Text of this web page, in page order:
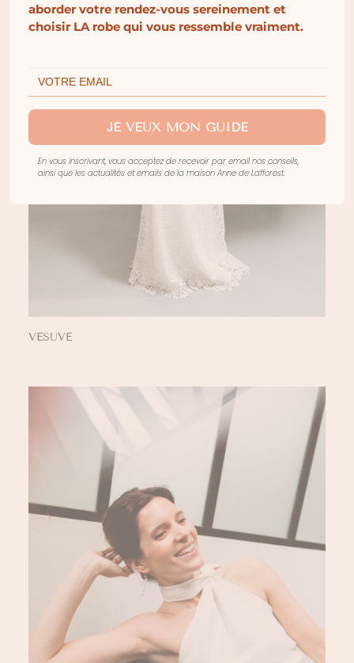
VESUVE
aborder votre rendez-vous sereinement et
choisir LA robe qui vous ressemble vraiment.
JE VEUX MON GUIDE
En vous inscrivant, vous acceptez de recevoir par email nos conseils,
ainsi que les actualités et emails de la maison Anne de Lafforest.